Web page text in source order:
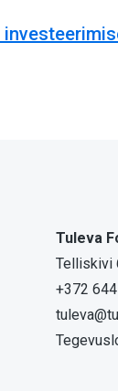
Tuleva
Telliskivi
+372